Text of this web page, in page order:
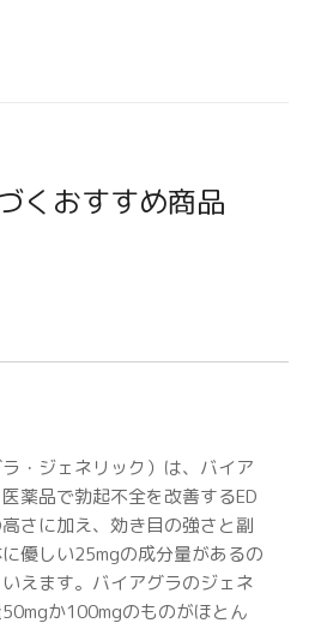
くおすすめ商品
・ジェネリック）は、バイア
薬品で勃起不全を改善するED
さに加え、効き目の強さと副
優しい25mgの成分量があるの
えます。バイアグラのジェネ
か100mgのものがほとん